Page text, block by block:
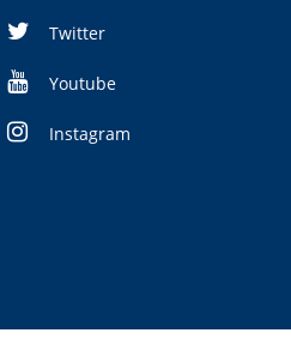
Twitter
Youtube
Instagram